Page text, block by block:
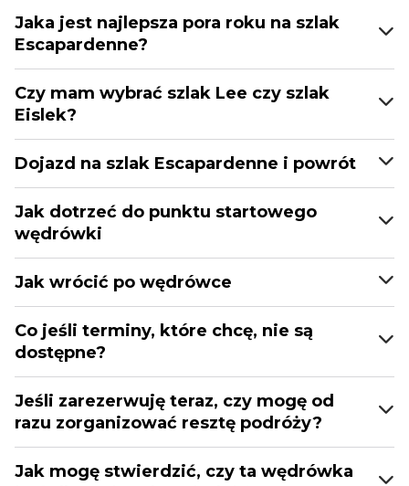
Jaka jest najlepsza pora roku na szlak
Escapardenne?
Czy mam wybrać szlak Lee czy szlak
Eislek?
Dojazd na szlak Escapardenne i powrót
Jak dotrzeć do punktu startowego
wędrówki
Jak wrócić po wędrówce
Co jeśli terminy, które chcę, nie są
dostępne?
Jeśli zarezerwuję teraz, czy mogę od
razu zorganizować resztę podróży?
Jak mogę stwierdzić, czy ta wędrówka